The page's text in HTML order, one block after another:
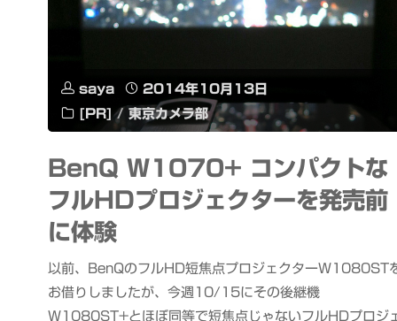
saya
2014年10月13日
[PR] / 東京カメラ部
BenQ W1070+ コンパクトな
フルHDプロジェクターを発売前
に体験
以前、BenQのフルHD短焦点プロジェクターW1080ST
お借りしましたが、今週10/15にその後継機
W1080ST+とほぼ同等で短焦点じゃないフルHDプロジ